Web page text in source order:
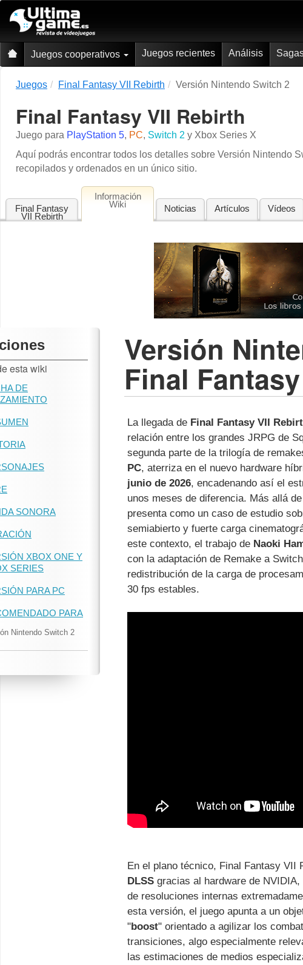
Juegos cooperativos Juegos recientes Análisis
Juegos Final Fantasy VII Rebirth Versión Nintendo Switch 2
Final Fantasy VII Rebirth
Juego para PlayStation 5, PC, Switch 2 y Xbox Series X
Aquí podrás encontrar todos los detalles sobre Versión Nintendo
recopilados y ordenados en un único sitio.
Final Fantasy
VII Rebirth
Información
Wiki Noticias Artículos Vídeos
esta wiki
DE
SONORA
XBOX ONE Y
SERIES
PARA PC
PARA
Nintendo Switch 2
Versión
Final
La llegada de Final Fantasy VII
relación entre los grandes JRPG de
segunda parte de la trilogía de
PC, aterriza en el nuevo hardware
junio de 2026, encadenando así el
unos meses de diferencia. Más allá
presenta como un caso de estudio
semiabierto y fuerte carga
este contexto, el trabajo de Naoki
con la adaptación de Remake a
redistribución de la carga de
30 fps estables.
En el plano técnico, Final Fantasy VII
DLSS gracias al hardware de
de resoluciones internas
esta versión, el juego apunta a un
"boost" orientado a agilizar los
transiciones, algo especialmente
las estimaciones de medios